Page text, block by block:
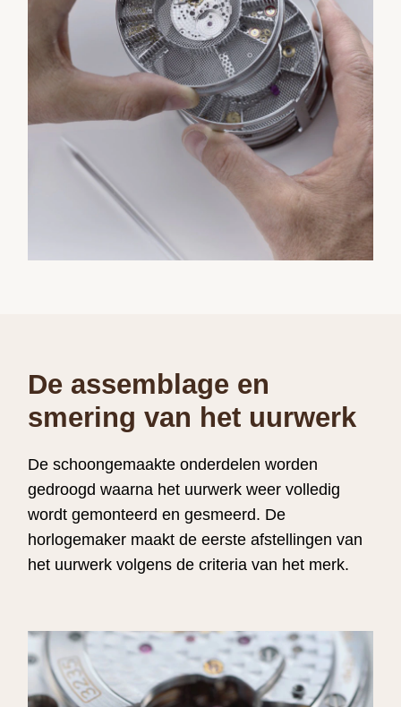
De assemblage en
smering van het uurwerk
De schoongemaakte onderdelen worden
gedroogd waarna het uurwerk weer volledig
wordt gemonteerd en gesmeerd. De
horlogemaker maakt de eerste afstellingen van
het uurwerk volgens de criteria van het merk.